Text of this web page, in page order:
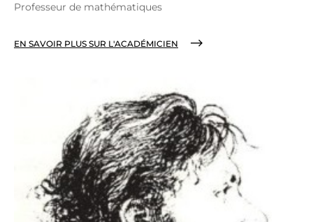
Professeur de mathématiques
EN SAVOIR PLUS SUR L'ACADÉMICIEN